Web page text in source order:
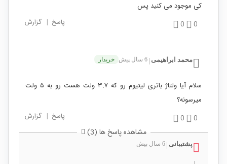
کی موجود می کنید پس
0
0 پاسخ | گزارش
محمد ابراهیمی 6 سال پیش خریدار
سلام آیا ولتاژ باتری لیتیوم رو که ۳.۷ ولت هست رو به ۵ ولت
میرسونه؟
0
0 پاسخ | گزارش
مشاهده پاسخ ها (3)
پشتیبانی 6 سال پیش